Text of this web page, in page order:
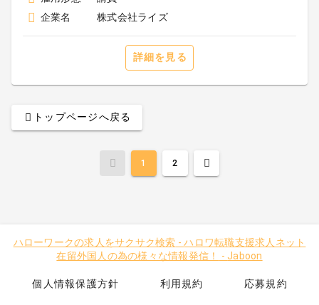
企業名
株式会社ライズ
詳細を見る
トップページへ戻る
1 2
ハローワークの求人をサクサク検索 -ハロワ転職支援求人ネット
在留外国人の為の様々な情報発信！
- Jaboon
個人情報保護方針 利用規約 応募規約